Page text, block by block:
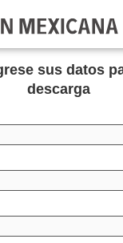
sus datos
descarga